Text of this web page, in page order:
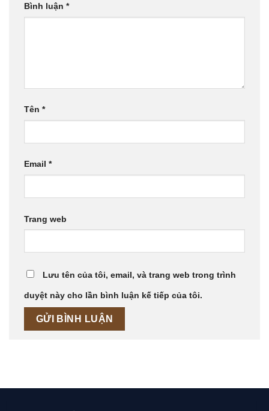
Bình luận *
Tên *
Email *
Trang web
Lưu tên của tôi, email, và trang web trong trình
duyệt này cho lần bình luận kế tiếp của tôi.